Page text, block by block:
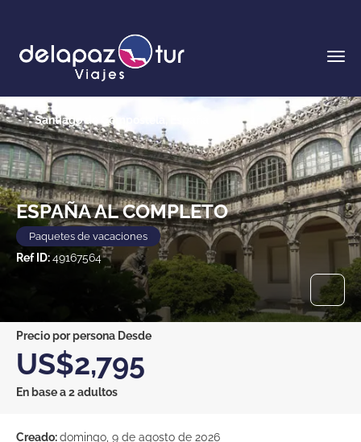
ESPAÑA AL COMPLETO
Paquetes de vacaciones
Ref ID:49167564
Santiago de Compostela, España
precio por persona Desde
US$2,795
En base a 2 adultos
Creado:domingo, 9 de agosto de 2026